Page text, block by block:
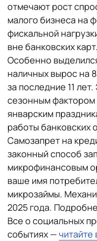
отмечают рост
малого бизнеса на
фискальной
вне банковских карт.
Особенно
наличных вырос на
за последние 11
сезонным
январским
работы банковских
Самозапрет на
законный способ
микрофинансовым
ваше имя
микрозаймы.
2025 года.
Все о социальных
событиях —